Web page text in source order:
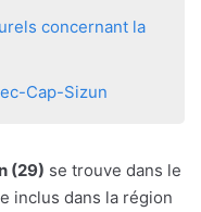
concernant la
Cap-Sizun
(29) se trouve dans le
inclus dans la région